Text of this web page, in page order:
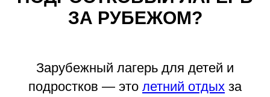
ЗА РУБЕЖОМ?
Зарубежный лагерь для детей и
подростков — это летний отдых за